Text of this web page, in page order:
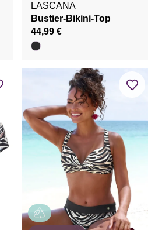
LASCANA
Bustier-Bikini-Top
44,99 €